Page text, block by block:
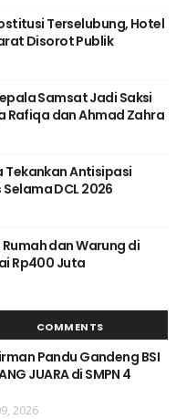
Terselubung, Hotel
Disorot Publik
Samsat Jadi Saksi
Rafiqa dan Ahmad Zahra
Tekankan Antisipasi
DCL 2026
dan Warung di
Rp400 Juta
COMMENTS
Pandu Gandeng BSI
JUARA di SMPN 4
2026